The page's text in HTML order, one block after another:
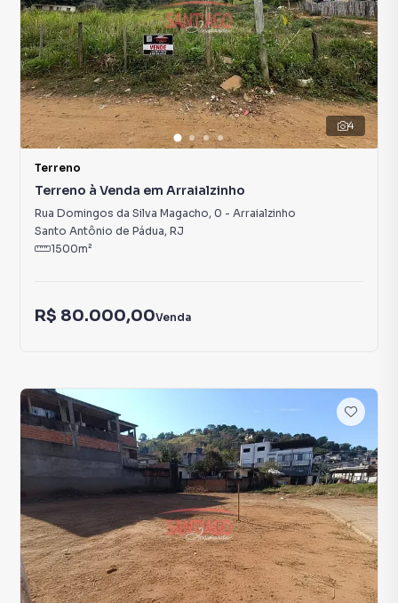
4
Terreno
Terreno à Venda em Arraialzinho
Rua Domingos da Silva Magacho, 0 - Arraialzinho
Santo Antônio de Pádua, RJ
1500m²
R$ 80.000,00Venda